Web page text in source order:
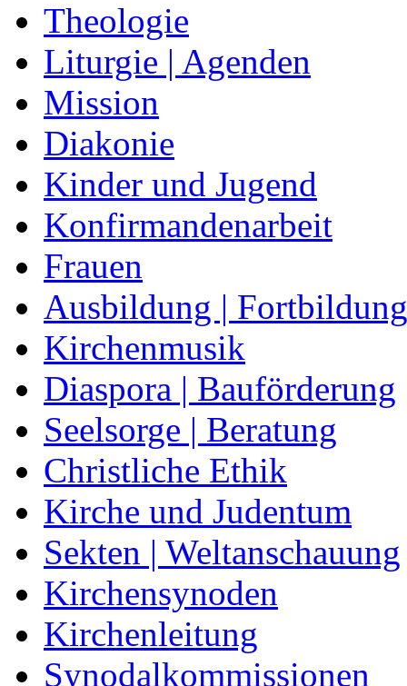
Theologie
Liturgie | Agenden
Mission
Diakonie
Kinder und Jugend
Konfirmandenarbeit
Frauen
Ausbildung | Fortbildung
Kirchenmusik
Diaspora | Bauförderung
Seelsorge | Beratung
Christliche Ethik
Kirche und Judentum
Sekten | Weltanschauung
Kirchensynoden
Kirchenleitung
Synodalkommissionen